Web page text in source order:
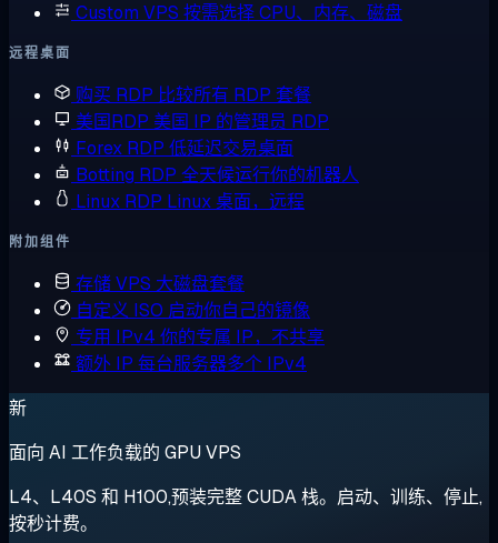
Custom VPS 按需选择 CPU、内存、磁盘
远程桌面
购买 RDP 比较所有 RDP 套餐
美国RDP 美国 IP 的管理员 RDP
Forex RDP 低延迟交易桌面
Botting RDP 全天候运行你的机器人
Linux RDP Linux 桌面，远程
附加组件
存储 VPS 大磁盘套餐
自定义 ISO 启动你自己的镜像
专用 IPv4 你的专属 IP，不共享
额外 IP 每台服务器多个 IPv4
新
面向 AI 工作负载的 GPU VPS
L4、L40S 和 H100,预装完整 CUDA 栈。启动、训练、停止,
按秒计费。